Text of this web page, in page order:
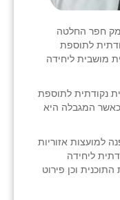
עמק חפר החלטה
לתוספת
מושבית ליחידה
נקודתית לתוספת
המגבלה היא
למועצות אזוריות
ליחידה
וכן פירוט